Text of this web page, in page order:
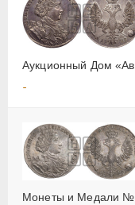
Аукционный Дом
-
Монеты и Медали